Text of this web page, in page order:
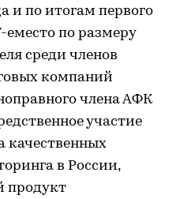
и по итогам первого
еместо по размеру
среди членов
компаний
члена АФК
участие
в России,
продукт